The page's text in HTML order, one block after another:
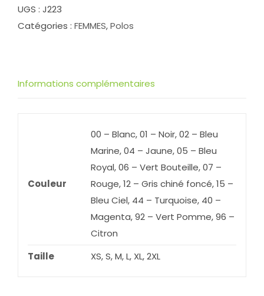
Jersey
Coton
UGS : J223
Catégories : FEMMES,Polos
Informations complémentaires
Couleur
00 – Blanc, 01 – Noir, 02 – Bleu
Marine, 04 – Jaune, 05 – Bleu
Royal, 06 – Vert Bouteille, 07 –
Rouge, 12 – Gris chiné foncé, 15 –
Bleu Ciel, 44 – Turquoise, 40 –
Magenta, 92 – Vert Pomme, 96 –
Citron
Taille
XS, S, M, L, XL, 2XL